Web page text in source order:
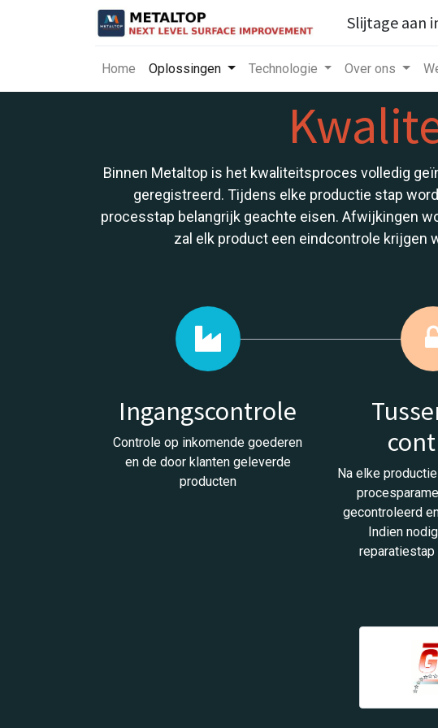
Slijtage aan
Home Oplossingen Technologie Over ons
Binnen Metaltop is het kwaliteitsproces volledig
geregistreerd. Tijdens elke productie stap
processtap belangrijk geachte eisen. Afwijkingen
zal elk product een eindcontrole krijgen
Ingangscontrole
Controle op inkomende goederen
en de door klanten geleverde
producten
Na elke
gecontroleerd
Indien